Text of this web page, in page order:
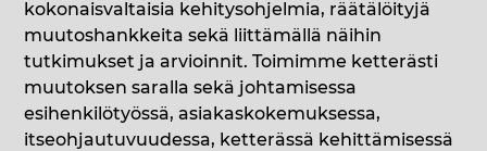
kokonaisvaltaisia kehitysohjelmia, räätälöityjä
muutoshankkeita sekä liittämällä näihin
tutkimukset ja arvioinnit. Toimimme ketterästi
muutoksen saralla sekä johtamisessa
esihenkilötyössä, asiakaskokemuksessa,
itseohjautuvuudessa, ketterässä kehittämisessä